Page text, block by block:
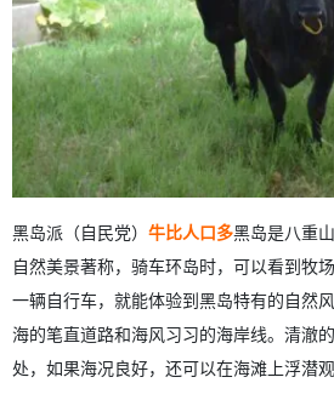
黑岛派（自民党） 牛比人口多黑岛是八重
自然美景著称，骑车环岛时，可以看到牧
一辆自行车，就能体验到黑岛特有的自然
海的笔直道路和海风习习的海岸线。清澈
处，如果海况良好，还可以在海滩上浮潜